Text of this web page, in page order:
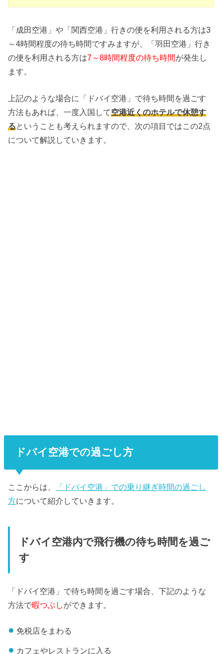
「成田空港」や「関西空港」行きの便を利用される方は3
～4時間程度の待ち時間ですみますが、「羽田空港」行き
の便を利用される方は7～8時間程度の待ち時間が発生し
ます。
上記のような場合に「ドバイ空港」で待ち時間を過ごす
方法もあれば、一度入国して空港近くのホテルで休憩す
るということも考えられますので、次の項目ではこの2点
について解説していきます。
ドバイ空港での過ごし方
ここからは、
「ドバイ空港」での乗り継ぎ時間の過ごし
方について紹介していきます。
ドバイ空港内で飛行機の待ち時間を過ご
す
「ドバイ空港」で待ち時間を過ごす場合、下記のような
方法で暇つぶし ができます。
免税店をまわる
カフェやレストランに入る